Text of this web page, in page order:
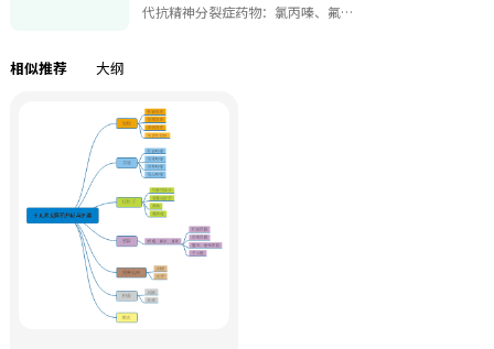
代抗精神分裂症药物：氯丙嗪、氟呱
平、齐拉西酮、阿立喉唑，对阴性症
状有效，难治性患者有效，锥体外系
反应少。
相似推荐 大纲